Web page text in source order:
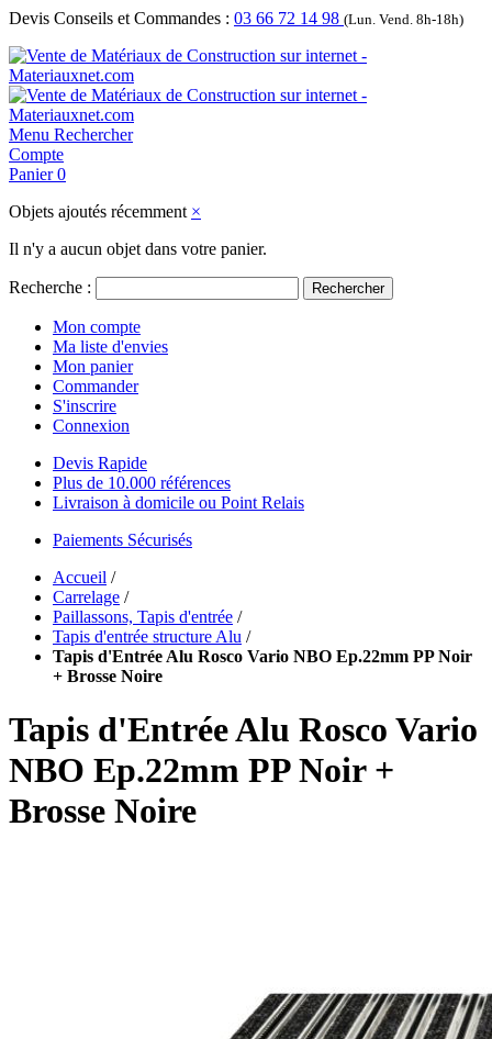
Devis Conseils et Commandes : 03 66 72 14 98 (Lun. Vend. 8h-18h)
Menu Rechercher
Compte
Panier 0
Objets ajoutés récemment ×
Il n'y a aucun objet dans votre panier.
Recherche : Rechercher
Mon compte
Ma liste d'envies
Mon panier
Commander
S'inscrire
Connexion
Devis Rapide
Plus de 10.000 références
Livraison à domicile ou Point Relais
Paiements Sécurisés
Accueil /
Carrelage /
Paillassons, Tapis d'entrée /
Tapis d'entrée structure Alu /
Tapis d'Entrée Alu Rosco Vario NBO Ep.22mm PP Noir
+ Brosse Noire
Tapis d'Entrée Alu Rosco Vario
NBO Ep.22mm PP Noir +
Brosse Noire